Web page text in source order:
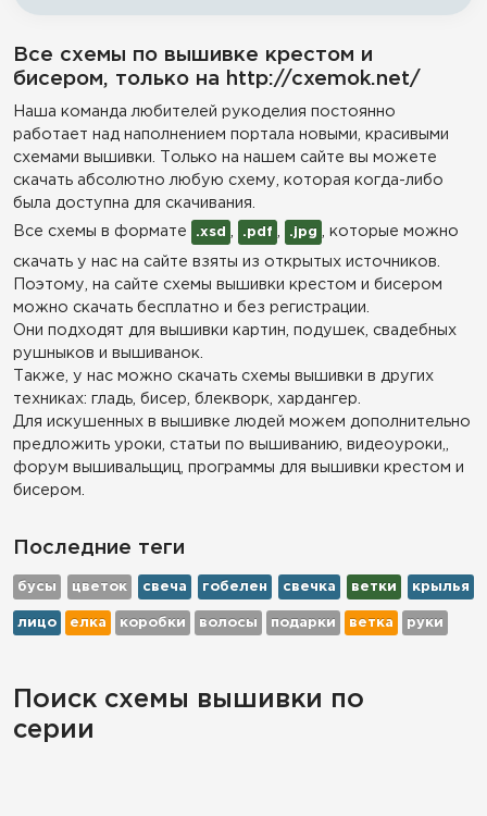
Все схемы по вышивке крестом и
бисером, только на http://cxemok.net/
Наша команда любителей рукоделия постоянно
работает над наполнением портала новыми, красивыми
схемами вышивки. Только на нашем сайте вы можете
скачать абсолютно любую схему, которая когда-либо
была доступна для скачивания.
Все схемы в формате
.xsd .pdf .jpg , которые можно
скачать у нас на сайте взяты из открытых источников.
Поэтому, на сайте схемы вышивки крестом и бисером
можно скачать бесплатно и без регистрации.
Они подходят для вышивки картин, подушек, свадебных
рушныков и вышиванок.
Также, у нас можно скачать схемы вышивки в других
техниках: гладь, бисер, блекворк, хардангер.
Для искушенных в вышивке людей можем дополнительно
предложить уроки, статьи по вышиванию, видеоуроки,,
форум вышивальщиц, программы для вышивки крестом и
бисером.
Последние теги
бусы цветок свеча гобелен свечка ветки крылья
лицо елка коробки волосы подарки ветка руки
Поиск схемы вышивки по
серии